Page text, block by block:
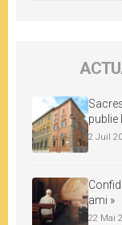
publie
2 Juil
ami »
22 Mai